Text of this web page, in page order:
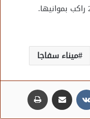
ميناء سفاجا
مشاركة عبر البريد